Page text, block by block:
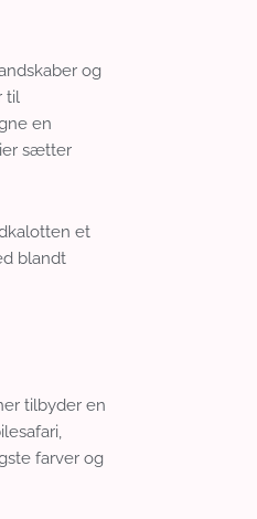
og
til
en
sætter
et
blandt
tilbyder en
farver og